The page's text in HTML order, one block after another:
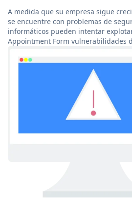
A medida que su empresa sigue
se encuentre con problemas de
informáticos pueden intentar
Appointment Form vulnerabilidades